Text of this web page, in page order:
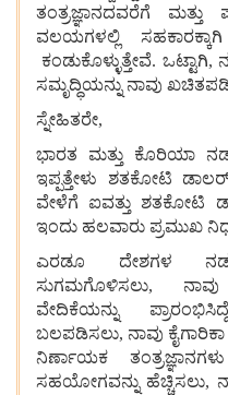
ತಂತ್ರಜ್ಞಾನದವರೆಗೆ
ಮತ್ತು
ವಲಯಗಳಲ್ಲಿ
ಸಹಕಾರಕ್ಕಾಗಿ
ಕಂಡುಕೊಳ್ಳುತ್ತೇವೆ. ಒಟ್ಟಾಗಿ,
ಸಮೃದ್ಧಿಯನ್ನು ನಾವು
ಸ್ನೇಹಿತರೇ,
ಭಾರತ
ಮತ್ತು ಕೊರಿಯಾ
ಇಪ್ಪತ್ತೇಳು
ಶತಕೋಟಿ
ವೇಳೆಗೆ
ಐವತ್ತು ಶತಕೋಟಿ
ಇಂದು ಹಲವಾರು ಪ್ರಮುಖ
ಎರಡೂ
ದೇಶಗಳ
ಸುಗಮಗೊಳಿಸಲು, ನಾವು
ವೇದಿಕೆಯನ್ನು
ಬಲಪಡಿಸಲು, ನಾವು ಕೈಗಾರಿಕಾ
ನಿರ್ಣಾಯಕ
ತಂತ್ರಜ್ಞಾನಗಳು
ಸಹಯೋಗವನ್ನು ಹೆಚ್ಚಿಸಲು,